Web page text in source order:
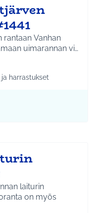
Vanhan
uimarannan vi…
Tuusulan kylät
teeman mukaan:
ja harrastukset
laiturin